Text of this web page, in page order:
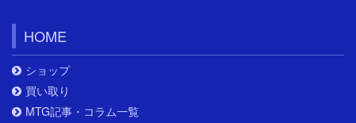
HOME
ショップ
買い取り
MTG記事・コラム一覧